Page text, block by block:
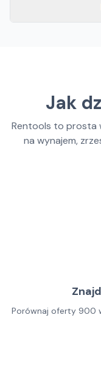
Jak
Rentools to prosta
na wynajem,
Porównaj oferty 900